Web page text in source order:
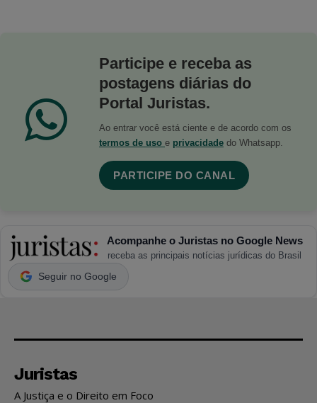
Participe e receba as
postagens diárias do
Portal Juristas.
Ao entrar você está ciente e de acordo com os
termos de uso e privacidade do Whatsapp.
PARTICIPE DO CANAL
Acompanhe o Juristas no Google News
receba as principais notícias jurídicas do Brasil
Seguir no Google
Juristas
A Justiça e o Direito em Foco